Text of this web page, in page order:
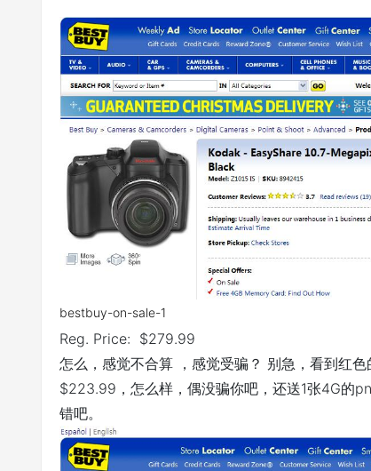
bestbuy-on-sale-1
Reg. Price: $279.99
怎么，感觉不合算 ，感觉受骗？ 别急，看到红色
$223.99，怎么样，偶没骗你吧，还送1张4G的
错吧。